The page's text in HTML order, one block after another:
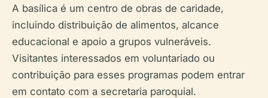
A basílica é um centro de obras de caridade,
incluindo distribuição de alimentos, alcance
educacional e apoio a grupos vulneráveis.
Visitantes interessados em voluntariado ou
contribuição para esses programas podem entrar
em contato com a secretaria paroquial.